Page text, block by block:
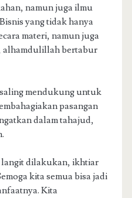
namun juga ilmu
yang tidak hanya
materi, namun juga
alhamdulillah bertabur
mendukung untuk
pasangan
dalam tahajud,
langit dilakukan, ikhtiar
kita semua bisa jadi
Kita